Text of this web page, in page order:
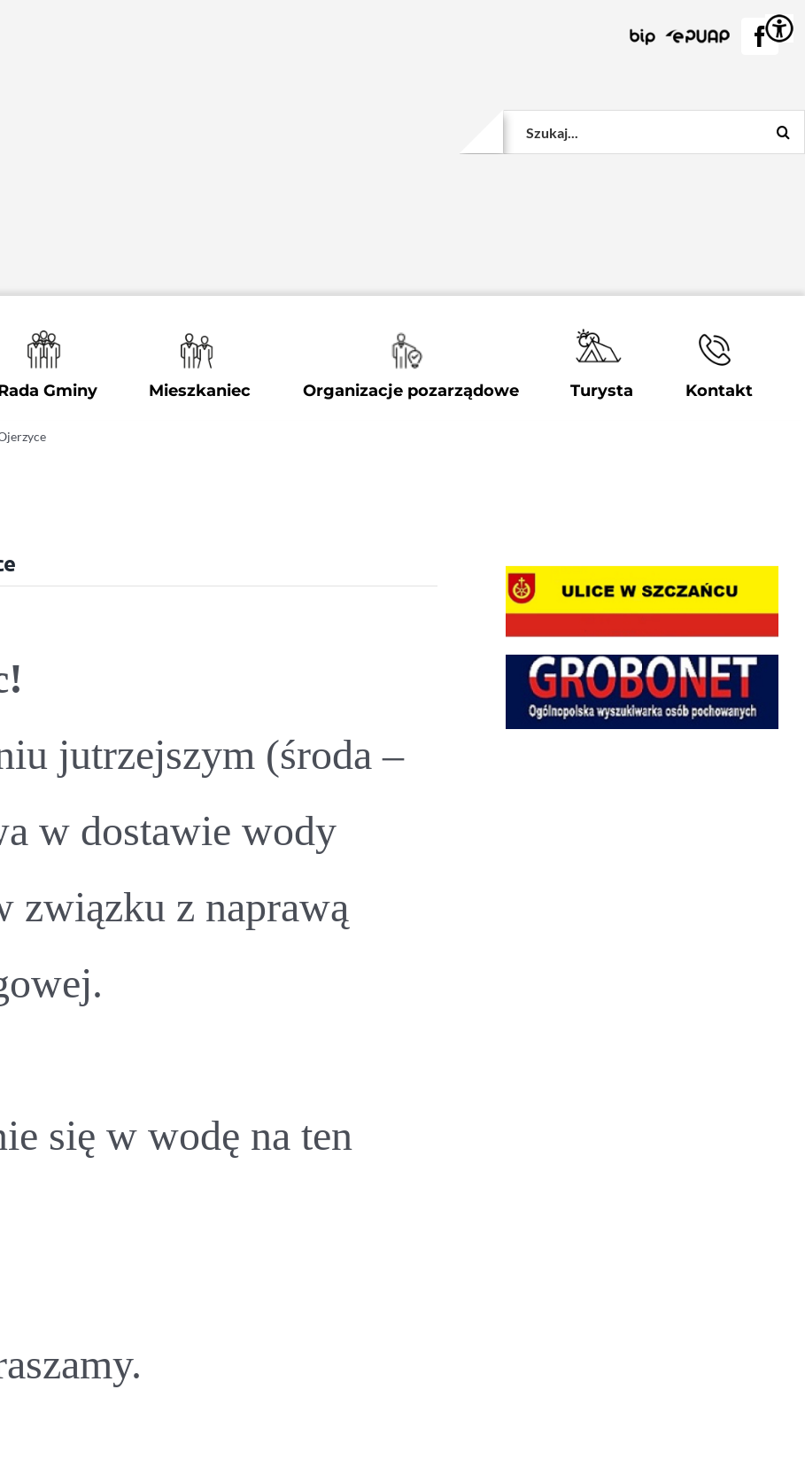
BIP EPUAP
Gminy Mieszkaniec Organizacje pozarządowe Turysta Kontakt
jutrzejszym (środa –
w dostawie wody
związku z naprawą
się w wodę na ten